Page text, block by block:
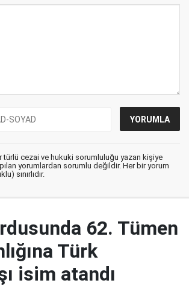
türlü cezai ve hukuki sorumluluğu yazan kişiye
yorumlardan sorumlu değildir. Her bir yorum
sınırlıdır.
62. Tümen
Türk
isim atandı